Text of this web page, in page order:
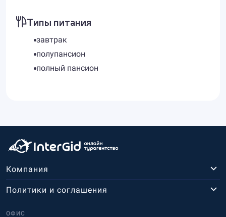
Типы питания
завтрак
полупансион
полный пансион
Компания
ОФИС
Политики и соглашения